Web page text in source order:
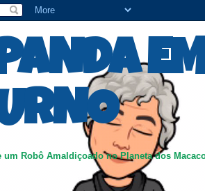
um Robô Amaldiçoado no Planeta dos